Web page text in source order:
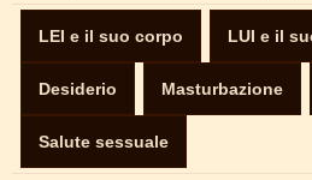
LEI e il suo corpo LUI e il
Desiderio Masturbazione
Salute sessuale